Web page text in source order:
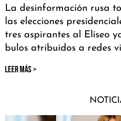
La desinformación rusa
las elecciones
tres aspirantes al Elíseo
bulos atribuidos a redes
LEER MÁS >